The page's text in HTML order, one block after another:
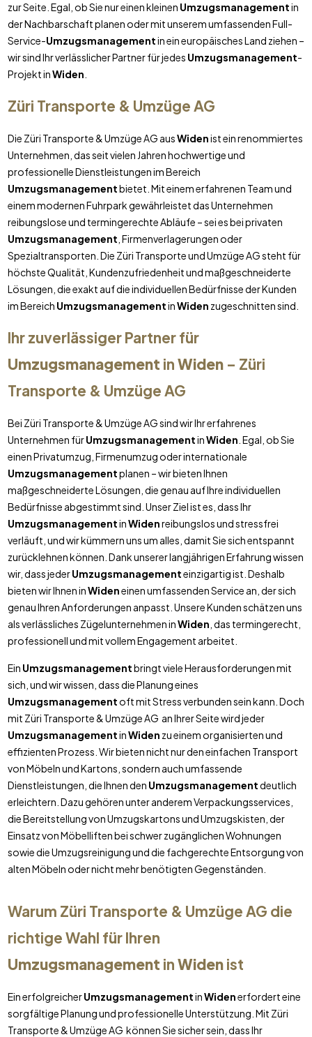
zur Seite. Egal, ob Sie nur einen kleinen Umzugsmanagementin
der Nachbarschaft planen oder mit unserem umfassenden Full-
Service-Umzugsmanagementin ein europäisches Land ziehen –
wir sind Ihr verlässlicher Partner für jedes Umzugsmanagement-
Projekt inWiden
Züri Transporte & Umzüge AG
Die Züri Transporte & Umzüge AG ausWidenist ein renommiertes
Unternehmen, das seit vielen Jahren hochwertige und
professionelle Dienstleistungen im Bereich
Umzugsmanagementbietet. Mit einem erfahrenen Team und
einem modernen Fuhrpark gewährleistet das Unternehmen
reibungslose und termingerechte Abläufe – sei es bei privaten
Umzugsmanagement , Firmenverlagerungen oder
Spezialtransporten. Die Züri Transporte und Umzüge AG steht für
höchste Qualität, Kundenzufriedenheit und maßgeschneiderte
Lösungen, die exakt auf die individuellen Bedürfnisse der Kunden
im Bereich UmzugsmanagementinWiden zugeschnitten sind.
Ihr zuverlässiger Partner für
Umzugsmanagement inWiden– Züri
Transporte & Umzüge AG
Bei Züri Transporte & Umzüge AG sind wir Ihr erfahrenes
Unternehmen fürUmzugsmanagementinWiden . Egal, ob Sie
einen Privatumzug, Firmenumzug oder internationale
Umzugsmanagementplanen – wir bieten Ihnen
maßgeschneiderte Lösungen, die genau auf Ihre individuellen
Bedürfnisse abgestimmt sind. Unser Ziel ist es, dass Ihr
UmzugsmanagementinWidenreibungslos und stressfrei
verläuft, und wir kümmern uns um alles, damit Sie sich entspannt
zurücklehnen können. Dank unserer langjährigen Erfahrung wissen
wir, dass jederUmzugsmanagementeinzigartig ist. Deshalb
bieten wir Ihnen inWideneinen umfassenden Service an, der sich
genau Ihren Anforderungen anpasst. Unsere Kunden schätzen uns
als verlässliches Zügelunternehmen inWiden , das termingerecht,
professionell und mit vollem Engagement arbeitet.
Ein Umzugsmanagementbringt viele Herausforderungen mit
sich, und wir wissen, dass die Planung eines
Umzugsmanagementoft mit Stress verbunden sein kann. Doch
mit Züri Transporte & Umzüge AG an Ihrer Seite wird jeder
UmzugsmanagementinWiden zu einem organisierten und
effizienten Prozess. Wir bieten nicht nur den einfachen Transport
von Möbeln und Kartons, sondern auch umfassende
Dienstleistungen, die Ihnen den Umzugsmanagementdeutlich
erleichtern. Dazu gehören unter anderem Verpackungsservices,
die Bereitstellung von Umzugskartons und Umzugskisten, der
Einsatz von Möbelliften bei schwer zugänglichen Wohnungen
sowie die Umzugsreinigung und die fachgerechte Entsorgung von
alten Möbeln oder nicht mehr benötigten Gegenständen.
Warum Züri Transporte & Umzüge AG die
richtige Wahl für Ihren
Umzugsmanagement inWidenist
Ein erfolgreicherUmzugsmanagementinWidenerfordert eine
sorgfältige Planung und professionelle Unterstützung. Mit Züri
Transporte & Umzüge AG können Sie sicher sein, dass Ihr